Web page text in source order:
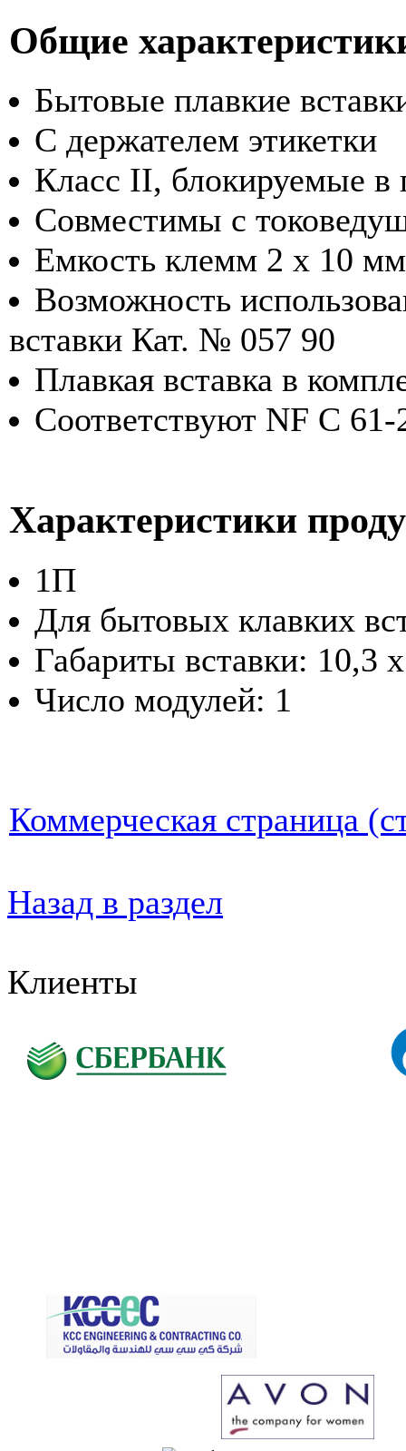
Общие
Бытовые плавкие
С держателем этикетки
Класс II, блокируемые в
Совместимы с
Емкость клемм 2 x 10
Возможность
вставки Кат. № 057 90
Плавкая вставка в
Соответствуют NF C 61-
Характеристики
1П
Для бытовых клавких
Габариты вставки: 10,3
Число модулей: 1
Коммерческая страница
Назад в раздел
Клиенты